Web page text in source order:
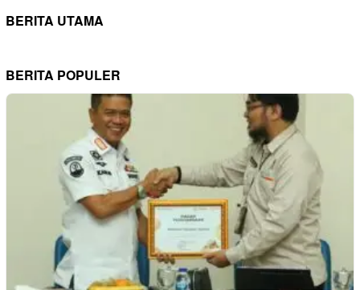
BERITA UTAMA
BERITA POPULER